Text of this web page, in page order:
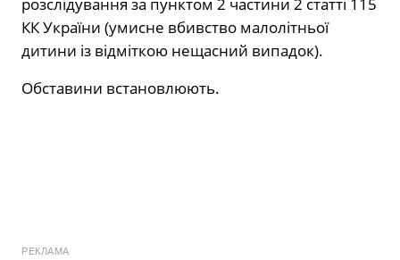
КК України (умисне вбивство малолітньої
дитини із відміткою нещасний випадок).
Обставини встановлюють.
РЕКЛАМА